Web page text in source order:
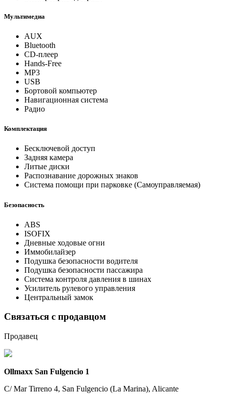
Мультимедиа
AUX
Bluetooth
CD-плеер
Hands-Free
MP3
USB
Бортовой компьютер
Навигационная система
Радио
Комплектация
Бесключевой доступ
Задняя камера
Литые диски
Распознавание дорожных знаков
Система помощи при парковке (Самоуправляемая)
Безопасность
ABS
ISOFIX
Дневные ходовые огни
Иммобилайзер
Подушка безопасности водителя
Подушка безопасности пассажира
Система контроля давления в шинах
Усилитель рулевого управления
Центральный замок
Связаться с продавцом
Продавец
Ollmaxx San Fulgencio 1
C/ Mar Tirreno 4, San Fulgencio (La Marina), Alicante